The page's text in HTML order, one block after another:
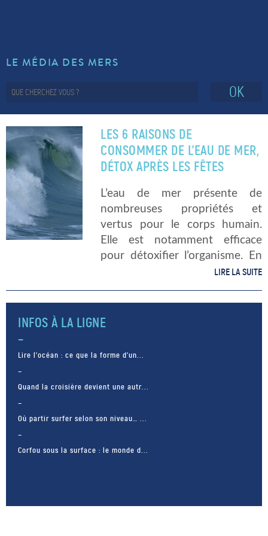
LE MÉDIA DES MERS
OK
LES 6 RAISONS DE
CONSOMMER DE L’EAU DE MER,
DÉTOX APRÈS LES FÊTES
L’eau de mer présente de
nombreuses propriétés et
vertus pour le corps humain.
Elle est notamment efficace
pour détoxifier l’organisme. En
la respirant, en la buvant ou
pénètrent dans les tissus et le
renforcent. L’eau de […]
LIRE LA SUITE
INFOS À LA LIGNE
Lire l’océan : ce que la forme d’un...
Quand la croisière devient une autr...
Où partir surfer selon son niveau… ...
Corfou sous la surface : le monde d...